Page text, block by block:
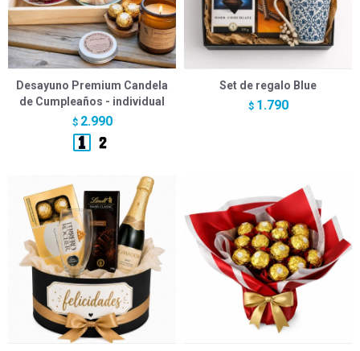
Desayuno Premium Candela
de Cumpleaños - individual
$ 2.990
Set de regalo Blue
$ 1.790